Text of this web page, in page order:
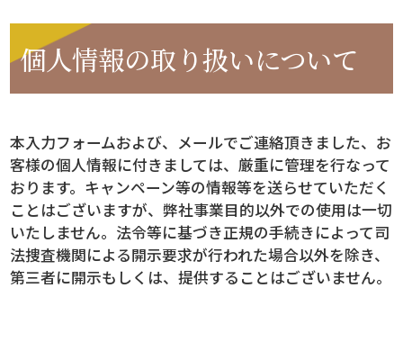
個人情報の取り扱いについて
本入力フォームおよび、メールでご連絡頂きました、お
客様の個人情報に付きましては、厳重に管理を行なって
おります。キャンペーン等の情報等を送らせていただく
ことはございますが、弊社事業目的以外での使用は一切
いたしません。法令等に基づき正規の手続きによって司
法捜査機関による開示要求が行われた場合以外を除き、
第三者に開示もしくは、提供することはございません。